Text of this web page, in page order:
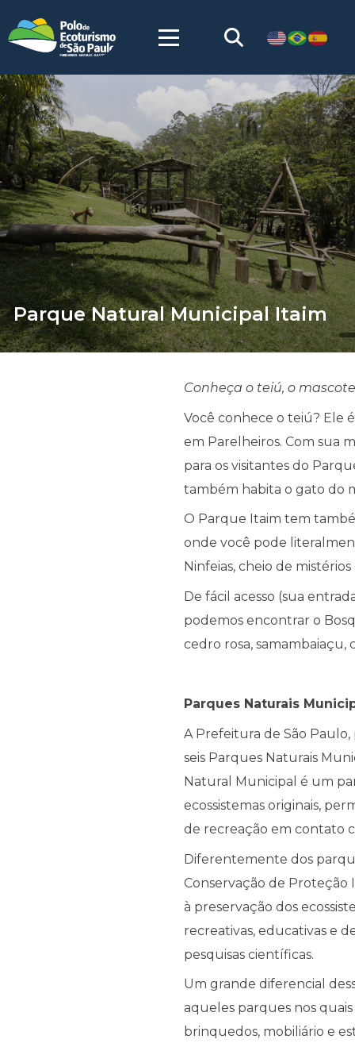
Parque Natural Municipal Itaim
Conheça o teiú, o
Você conhece o teiú? Ele
em Parelheiros. Com sua
para os visitantes do
também habita o gato do
O Parque Itaim tem
onde você pode
Ninfeias, cheio de
De fácil acesso (sua
podemos encontrar o
cedro rosa, samambaiaçu,
Parques Naturais
A Prefeitura de São
seis Parques Naturais
Natural Municipal é um
ecossistemas originais,
de recreação em contato
Diferentemente dos
Conservação de Proteção
à preservação dos
recreativas, educativas e
pesquisas científicas.
Um grande diferencial
aqueles parques nos
brinquedos, mobiliário e